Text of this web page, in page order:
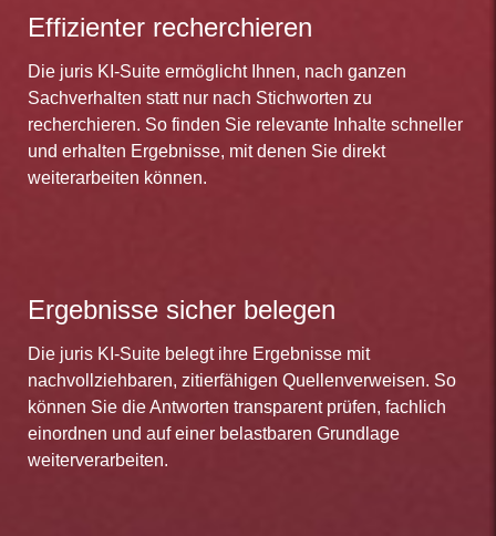
Effizienter recherchieren
Die juris KI-Suite ermöglicht Ihnen, nach ganzen
Sachverhalten statt nur nach Stichworten zu
recherchieren. So finden Sie relevante Inhalte schneller
und erhalten Ergebnisse, mit denen Sie direkt
weiterarbeiten können.
Ergebnisse sicher belegen
Die juris KI-Suite belegt ihre Ergebnisse mit
nachvollziehbaren, zitierfähigen Quellenverweisen. So
können Sie die Antworten transparent prüfen, fachlich
einordnen und auf einer belastbaren Grundlage
weiterverarbeiten.